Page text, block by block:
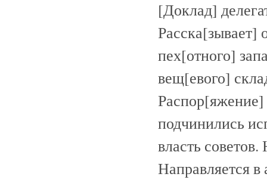
[Доклад]
Расска[зывает]
пех[отного]
вещ[евого]
Распор[яжение]
подчинились
власть
Направляется